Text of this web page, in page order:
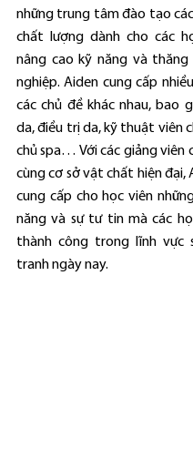
những trung tâm đào tạo
chất lượng dành cho các
nâng cao kỹ năng và
nghiệp. Aiden cung cấp
các chủ đề khác nhau, bao
da, điều trị da, kỹ thuật viên
chủ spa… Với các giảng viên
cùng cơ sở vật chất hiện đại,
cung cấp cho học viên
năng và sự tư tin mà các
thành công trong lĩnh vực
tranh ngày nay.